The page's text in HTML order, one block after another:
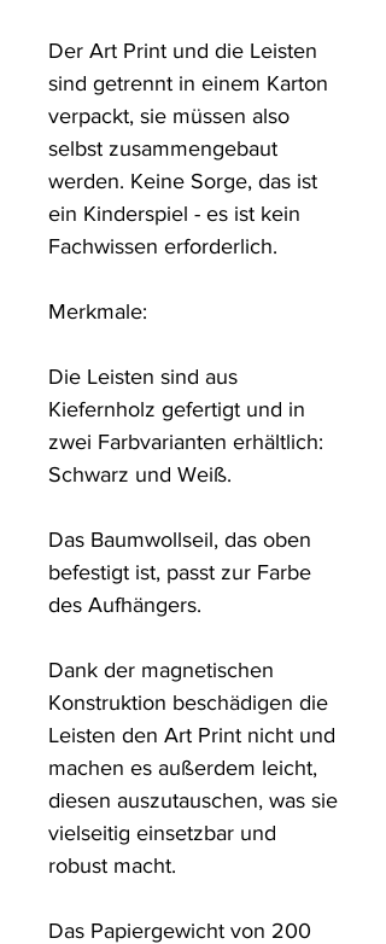
Der Art Print und die Leisten
sind getrennt in einem Karton
verpackt, sie müssen also
selbst zusammengebaut
werden. Keine Sorge, das ist
ein Kinderspiel - es ist kein
Fachwissen erforderlich.
Merkmale:
Die Leisten sind aus
Kiefernholz gefertigt und in
zwei Farbvarianten erhältlich:
Schwarz und Weiß.
Das Baumwollseil, das oben
befestigt ist, passt zur Farbe
des Aufhängers.
Dank der magnetischen
Konstruktion beschädigen die
Leisten den Art Print nicht und
machen es außerdem leicht,
diesen auszutauschen, was sie
vielseitig einsetzbar und
robust macht.
Das Papiergewicht von 200